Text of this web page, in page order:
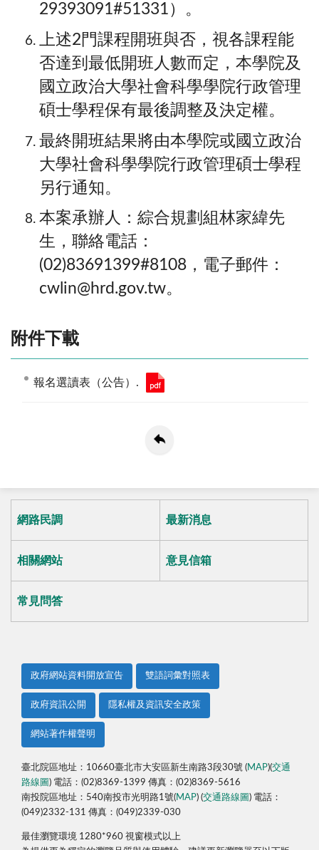
29393091#51331）。
上述2門課程開班與否，視各課程能
否達到最低開班人數而定，本學院及
國立政治大學社會科學學院行政管理
碩士學程保有最後調整及決定權。
最終開班結果將由本學院或國立政治
大學社會科學學院行政管理碩士學程
另行通知。
本案承辦人：綜合規劃組林家緯先
生，聯絡電話：
(02)83691399#8108，電子郵件：
cwlin@hrd.gov.tw。
附件下載
報名選讀表（公告）.
網路民調 最新消息
相關網站 意見信箱
常見問答
政府網站資料開放宣告 雙語詞彙對照表
政府資訊公開 隱私權及資訊安全政策
網站著作權聲明
臺北院區地址：10660臺北市大安區新生南路3段30號 (MAP)(交通
路線圖) 電話：(02)8369-1399 傳真：(02)8369-5616
南投院區地址：540南投市光明路1號(MAP) (交通路線圖) 電話：
(049)2332-131 傳真：(049)2339-030
最佳瀏覽環境 1280*960 視窗模式以上